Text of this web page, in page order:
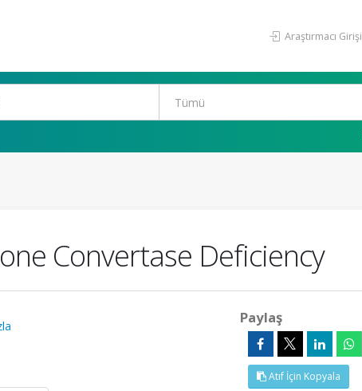
Araştırmacı Girişi
Convertase Deficiency
Paylaş
Atıf İçin Kopyala